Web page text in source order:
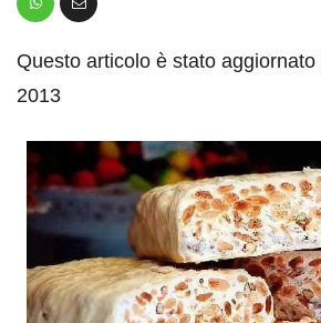
Questo articolo è stato aggiornato
2013